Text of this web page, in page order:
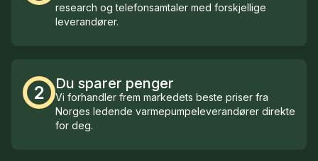
research og telefonsamtaler med forskjellige
leverandører.
2 Du sparer penger
Vi forhandler frem markedets beste priser fra
Norges ledende varmepumpeleverandører direkte
for deg.